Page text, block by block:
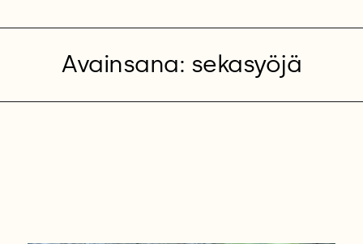
Avainsana: sekasyöjä